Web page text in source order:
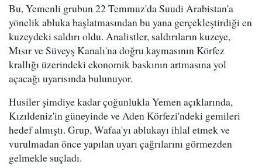
Bu, Yemenli grubun 22 Temmuz'da Suudi Arabistan'a
yönelik abluka başlatmasından bu yana gerçekleştirdiği en
kuzeydeki saldırı oldu. Analistler, saldırıların kuzeye,
Mısır ve Süveyş Kanalı'na doğru kaymasının Körfez
krallığı üzerindeki ekonomik baskının artmasına yol
açacağı uyarısında bulunuyor.
Husiler şimdiye kadar çoğunlukla Yemen açıklarında,
Kızıldeniz'in güneyinde ve Aden Körfezi'ndeki gemileri
hedef almıştı. Grup, Wafaa'yı ablukayı ihlal etmek ve
vurulmadan önce yapılan uyarı çağrılarını görmezden
gelmekle suçladı.